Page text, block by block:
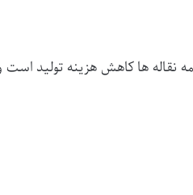
نقاله ها کاهش هزینه تولید است